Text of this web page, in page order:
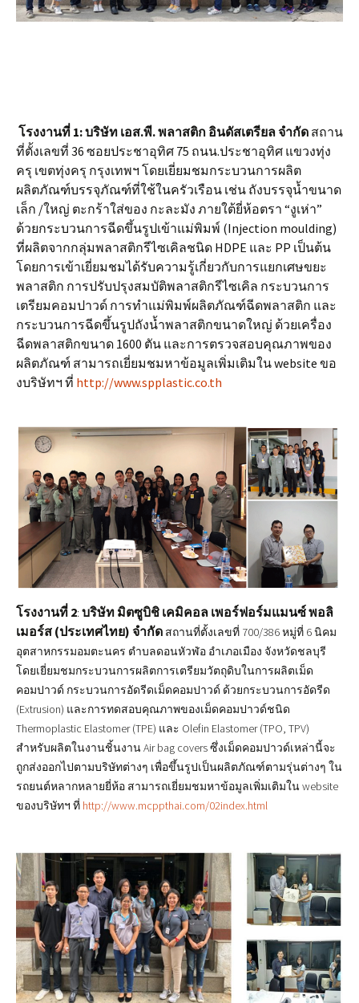
โรงงานที่ 1:บริษัท เอส.พี. พลาสติก อินดัสเตรียล จำกัด สถาน
ที่ตั้งเลขที่ 36 ซอยประชาอุทิศ 75 ถนน.ประชาอุทิศ แขวงทุ่ง
ครุ เขตทุ่งครุ กรุงเทพฯ โดยเยี่ยมชมกระบวนการผลิต
ผลิตภัณฑ์บรรจุภัณฑ์ที่ใช้ในครัวเรือน เช่น ถังบรรจุน้ำขนาด
เล็ก /ใหญ่ ตะกร้าใส่ของ กะละมัง ภายใต้ยี่ห้อตรา “งูเห่า”
ด้วยกระบวนการฉีดขึ้นรูปเข้าแม่พิมพ์ (Injection moulding)
ที่ผลิตจากกลุ่มพลาสติกรีไซเคิลชนิด HDPE และ PP เป็นต้น
โดยการเข้าเยี่ยมชมได้รับความรู้เกี่ยวกับการแยกเศษขยะ
พลาสติก การปรับปรุงสมบัติพลาสติกรีไซเคิล กระบวนการ
เตรียมคอมปาวด์ การทำแม่พิมพ์ผลิตภัณฑ์ฉีดพลาสติก และ
กระบวนการฉีดขึ้นรูปถังน้ำพลาสติกขนาดใหญ่ ด้วยเครื่อง
ฉีดพลาสติกขนาด 1600 ตัน และการตรวจสอบคุณภาพของ
ผลิตภัณฑ์ สามารถเยี่ยมชมหาข้อมูลเพิ่มเติมใน website ขอ
งบริษัทฯ ที่ http://www.spplastic.co.th
โรงงานที่ 2: บริษัท มิตซูบิชิ เคมิคอล เพอร์ฟอร์มแมนซ์ พอลิ
เมอร์ส (ประเทศไทย) จำกัด สถานที่ตั้งเลขที่ 700/386 หมู่ที่ 6 นิคม
อุตสาหกรรมอมตะนคร ตำบลดอนหัวฬ่อ อำเภอเมือง จังหวัดชลบุรี
โดยเยี่ยมชมกระบวนการผลิตการเตรียมวัตถุดิบในการผลิตเม็ด
คอมปาวด์ กระบวนการอัดรีดเม็ดคอมปาวด์ ด้วยกระบวนการอัดรีด
(Extrusion) และการทดสอบคุณภาพของเม็ดคอมปาวด์ชนิด
Thermoplastic Elastomer (TPE) และ Olefin Elastomer (TPO, TPV)
สำหรับผลิตในงานชิ้นงาน Air bag covers ซึ่งเม็ดคอมปาวด์เหล่านี้จะ
ถูกส่งออกไปตามบริษัทต่างๆ เพื่อขึ้นรูปเป็นผลิตภัณฑ์ตามรุ่นต่างๆ ใน
รถยนต์หลากหลายยี่ห้อ สามารถเยี่ยมชมหาข้อมูลเพิ่มเติมใน website
ของบริษัทฯ ที่ http://www.mcppthai.com/02index.html